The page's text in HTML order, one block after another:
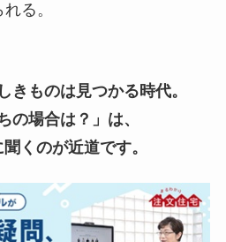
る。
きものは見つかる時代。
の場合は？」は、
くのが近道です。